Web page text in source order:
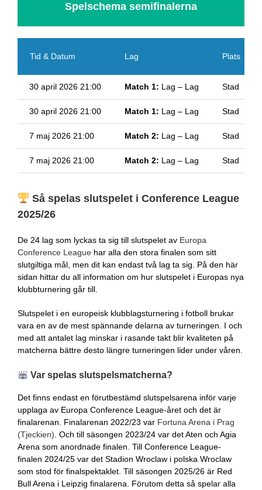
Spelschema semifinalerna
Tid & Datum Lag Plats
30 april 2026 21:00 Match 1: Lag – Lag Stad
30 april 2026 21:00 Match 1: Lag – Lag Stad
7 maj 2026 21:00 Match 2: Lag – Lag Stad
7 maj 2026 21:00 Match 2: Lag – Lag Stad
Så spelas slutspelet i Conference League
2025/26
De 24 lag som lyckas ta sig till slutspelet av Europa
Conference Leaguehar alla den stora finalen som sitt
slutgiltiga mål, men dit kan endast två lag ta sig. På den här
sidan hittar du all information om hur slutspelet i Europas nya
klubbturnering går till.
Slutspelet i en europeisk klubblagsturnering i fotboll brukar
vara en av de mest spännande delarna av turneringen. I och
med att antalet lag minskar i rasande takt blir kvaliteten på
matcherna bättre desto längre turneringen lider under våren.
Var spelas slutspelsmatcherna?
Det finns endast en förutbestämd slutspelsarena inför varje
upplaga av Europa Conference League-året och det är
finalarenan. Finalarenan 2022/23 var Fortuna Arena i Prag
(Tjeckien) . Och till säsongen 2023/24 var det Aten och Agia
Arena som anordnade finalen. Till Conference League-
finalen 2024/25 var det Stadion Wroclaw i polska Wroclaw
som stod för finalspektaklet. Till säsongen 2025/26 är Red
Bull Arena i Leipzig finalarena. Förutom detta så spelar alla